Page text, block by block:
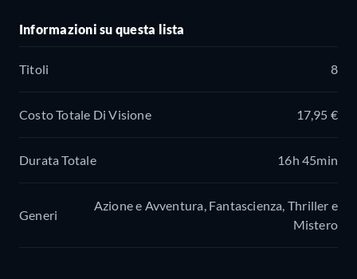
Informazioni su questa lista
Titoli 8
Costo Totale Di Visione 17,95 €
Durata Totale 16h 45min
Generi
Azione e Avventura, Fantascienza, Thriller e
Mistero